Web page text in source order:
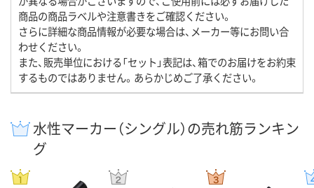
商品の商品ラベルや注意書きをご確認ください。
さらに詳細な商品情報が必要な場合は、メーカー等にお問い合
わせください。
また、販売単位における「セット」表記は、箱でのお届けをお約束
するものではありません。あらかじめご了承ください。
水性マーカー（シングル）の売れ筋ランキン
グ